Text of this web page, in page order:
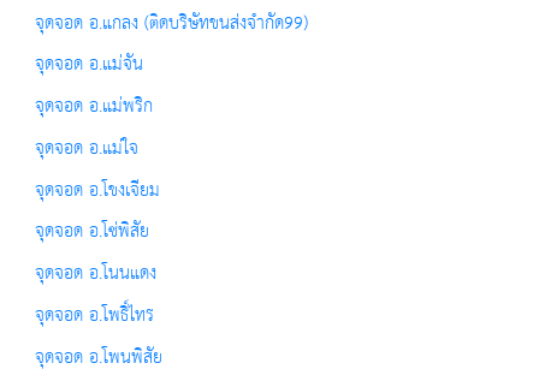
จุดจอด อ.แกลง (ติดบริษัทขนส่งจำกัด99)
จุดจอด อ.แม่จัน
จุดจอด อ.แม่พริก
จุดจอด อ.แม่ใจ
จุดจอด อ.โขงเจียม
จุดจอด อ.โซ่พิสัย
จุดจอด อ.โนนแดง
จุดจอด อ.โพธิ์ไทร
จุดจอด อ.โพนพิสัย